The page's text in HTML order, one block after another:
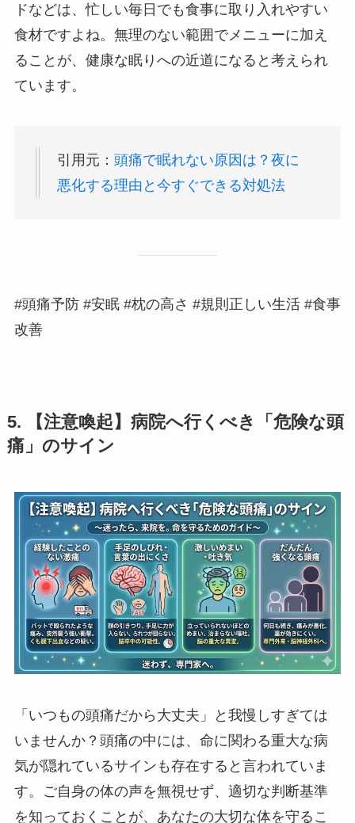
ドなどは、忙しい毎日でも食事に取り入れやすい
食材ですよね。無理のない範囲でメニューに加え
ることが、健康な眠りへの近道になると考えられ
ています。
引用元： 頭痛で眠れない原因は？夜に
悪化する理由と今すぐできる対処法
#頭痛予防 #安眠 #枕の高さ #規則正しい生活 #食事
改善
5. 【注意喚起】病院へ行くべき「危険な頭
痛」のサイン
「いつもの頭痛だから大丈夫」と我慢しすぎては
いませんか？頭痛の中には、命に関わる重大な病
気が隠れているサインも存在すると言われていま
す。ご自身の体の声を無視せず、適切な判断基準
を知っておくことが、あなたの大切な体を守るこ